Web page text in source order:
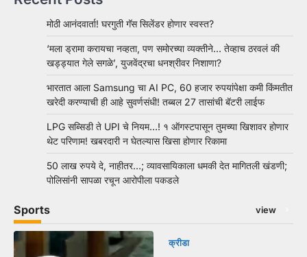
मोठी आनंदवार्ता! घरगुती गॅस सिलेंडर होणार स्वस्त?
‘मला ड्रामा करायचा नव्हता, पण समोरच्या व्यक्तीने… तेव्हाच ठरवलं की
खड्ड्यात गेले सगळे’, युजवेंद्रचा धनश्रीवर निशाणा?
भारतात आला Samsung चा AI PC, 60 हजार रुपयांपेक्षा कमी किंमतीत
खरेदी करण्याची ही आहे सुवर्णसंधी! तब्बल 27 तासांची बॅटरी लाईफ
LPG सब्सिडी ते UPI चे नियम…! १ ऑगस्टपासून तुमच्या खिशावर होणार
थेट परिणाम! खबरदारी न घेतल्यास खिसा होणार रिकामा
50 लाख रुपये दे, नाहीतर…; व्यावसायिकाला धमकी देत मागितली खंडणी;
पोलिसांनी सापळा रचून आरोपीला पकडले
Sports view
क्रीडा